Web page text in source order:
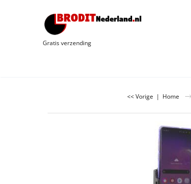
Gratis verzending
<< Vorige | Home